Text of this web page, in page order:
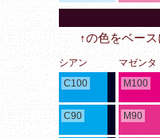
↑の色をベー
シアン
C100
C90
マゼンタ
M100
M90